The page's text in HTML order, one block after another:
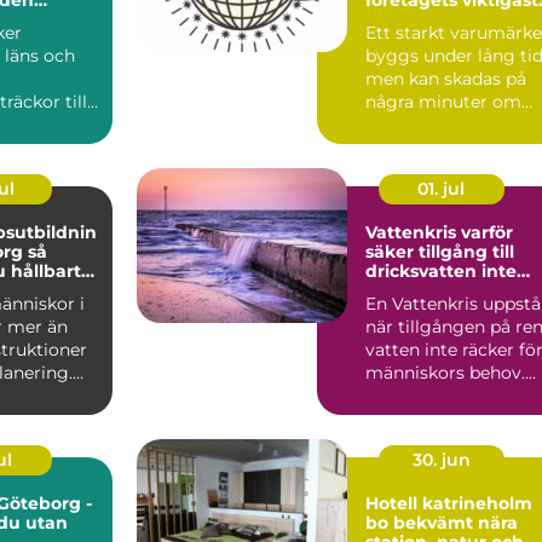
och
till
När
Ett starkt varumärke
byggs under lång
men kan skadas på
några minuter om
anv...
så
hållbart
i
mer än
01. jul
Vattenkris varför
säker tillgång till
dricksvatten inte
given
En Vattenkris
när tillgången på
vatten inte räcker för
människors behov.
-
utan
30. jun
Hotell katrineholm
bo bekvämt nära